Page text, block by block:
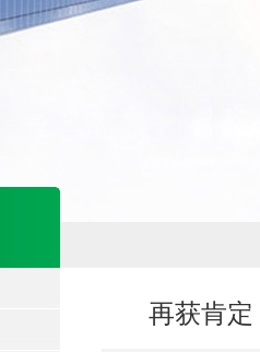
再获肯定